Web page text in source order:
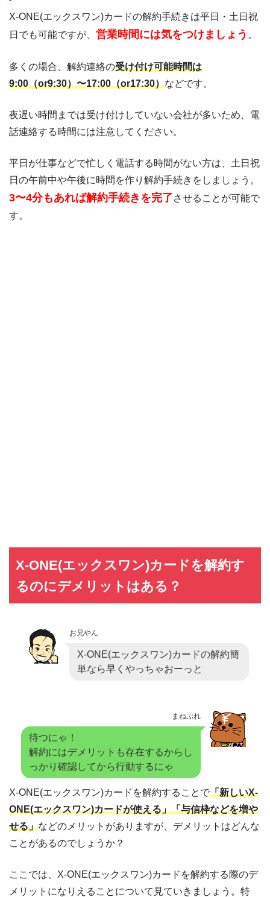
X-ONE(エックスワン)カードの解約手続きは平日・土日祝
日でも可能ですが、 営業時間には気をつけましょう 。
多くの場合、解約連絡の受け付け可能時間は
9:00（or9:30）〜17:00（or17:30）などです。
夜遅い時間までは受け付けしていない会社が多いため、電
話連絡する時間には注意してください。
平日が仕事などで忙しく電話する時間がない方は、土日祝
日の午前中や午後に時間を作り解約手続きをしましょう。
3〜4分もあれば解約手続きを完了 させることが可能で
す。
X-ONE(エックスワン)カードを解約す
るのにデメリットはある？
お兄やん
X-ONE(エックスワン)カードの解約簡
単なら早くやっちゃおーっと
まねぷれ
待つにゃ！
解約にはデメリットも存在するからし
っかり確認してから行動するにゃ
X-ONE(エックスワン)カードを解約することで「新しいX-
ONE(エックスワン)カードが使える」「与信枠などを増や
せる」などのメリットがありますが、デメリットはどんな
ことがあるのでしょうか？
ここでは、X-ONE(エックスワン)カードを解約する際のデ
メリットになりえることについて見ていきましょう。特